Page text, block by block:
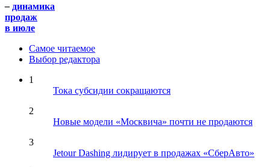
– динамика
продаж
в июле
Самое читаемое
Выбор редактора
1
Тока субсидии сокращаются
2
Новые модели «Москвича» почти не продаются
3
Jetour Dashing лидирует в продажах «СберАвто»